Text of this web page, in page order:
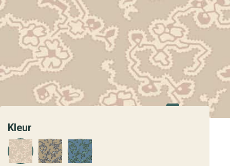
Kleur